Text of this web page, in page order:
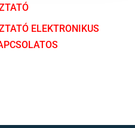
ELEKTRONIKUS